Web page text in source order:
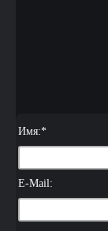
Имя:*
E-Mail: